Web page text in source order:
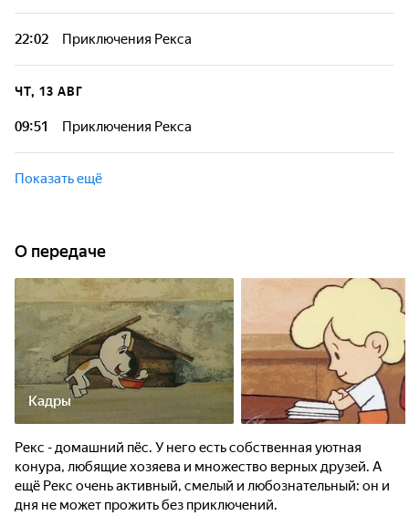
22:02 Приключения Рекса
ЧТ, 13 АВГ
09:51 Приключения Рекса
Показать ещё
О передаче
Кадры
Рекс - домашний пёс. У него есть собственная уютная
конура, любящие хозяева и множество верных друзей. А
ещё Рекс очень активный, смелый и любознательный: он и
дня не может прожить без приключений.